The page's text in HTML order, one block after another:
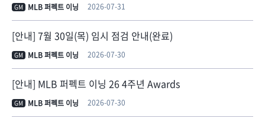
GM MLB 퍼펙트 이닝 2026-07-31
[안내] 7월 30일(목) 임시 점검 안내(완료)
GM MLB 퍼펙트 이닝 2026-07-30
[안내] MLB 퍼펙트 이닝 26 4주년 Awards
GM MLB 퍼펙트 이닝 2026-07-30